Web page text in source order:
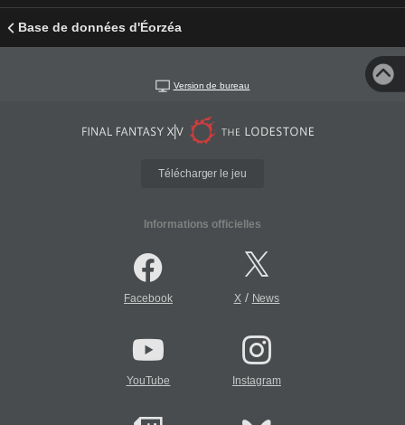
Base de données d'Éorzéa
Version de bureau
Télécharger le jeu
Informations officielles
Facebook X/ News
YouTube Instagram